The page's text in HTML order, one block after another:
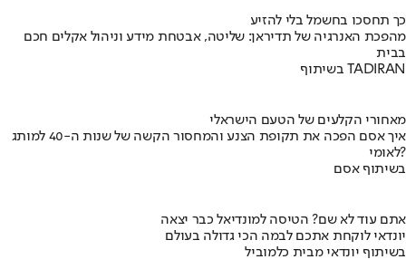
כך תחסכו בחשמל בלי להזיע
מהפכת האנרגיה של תדיראן: שליטה, אבטחת מידע וניהול אקלים חכם
בבית
בשיתוף TADIRAN
מאחורי הקלעים של הטעם הישראלי
איך אסם הפכה את תקופת הצנע והמחסור הקשה של שנות ה-40 למותג
לאומי?
בשיתוף אסם
אתם עוד לא שם? הטיסה למונדיאל כבר יצאה
יונדאי לוקחת אתכם לבמה הכי גדולה בעולם
בשיתוף יונדאי מבית כלמוביל